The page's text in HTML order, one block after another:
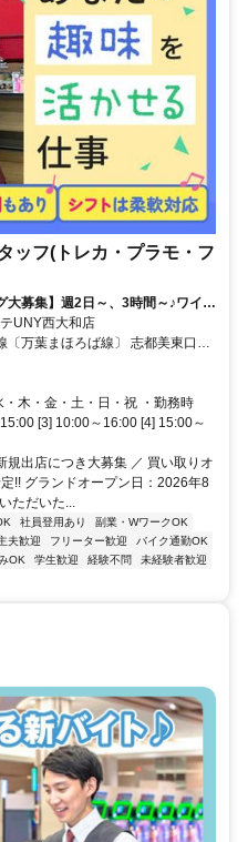
ッフ(トレカ・プラモ・フ
大募集】週2日～、3時間～♪ワイワ
迎！8/14～買取開始◎
UNY西大和店
〔万葉まほろば線〕 志都美東口徒
29分、ＪＲ和歌山線 畠田徒歩約
木・金・土・日・祝 ・勤務時
[3] 10:00～16:00 [4] 15:00～
規出店につき大募集 ／ 買い取りオ
!! グランドオープン日：2026年8
ただいた...
社員登用あり
副業・WワークOK
夫歓迎 フリーター歓迎
バイク通勤OK
OK 学生歓迎 経験不問
未経験者歓迎